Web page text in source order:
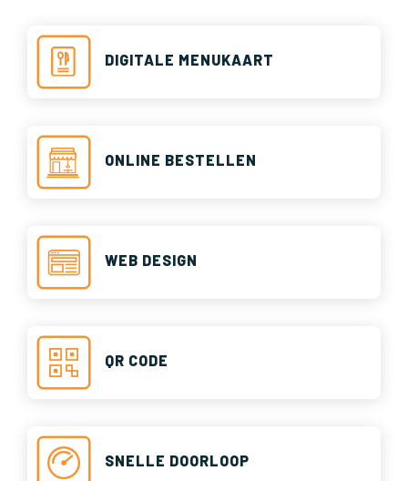
DIGITALE MENUKAART
ONLINE BESTELLEN
WEB DESIGN
QR CODE
SNELLE DOORLOOP